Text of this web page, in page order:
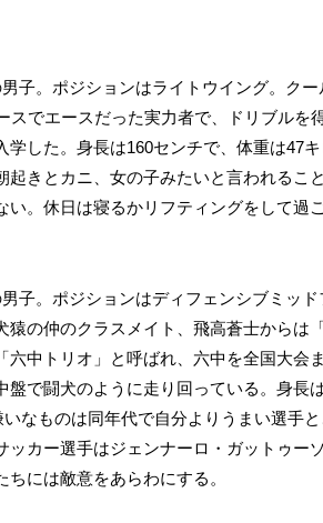
子。ポジションはライトウイング。ク
スでエースだった実力者で、ドリブルを
学した。身長は160センチで、体重は47
起きとカニ、女の子みたいと言われるこ
。休日は寝るかリフティングをして過ご
子。ポジションはディフェンシブミッ
猿の仲のクラスメイト、飛高蒼士からは
六中トリオ」と呼ばれ、六中を全国大会
盤で闘犬のように走り回っている。身長
なものは同年代で自分よりうまい選手
ッカー選手はジェンナーロ・ガットゥー
には敵意をあらわにする。